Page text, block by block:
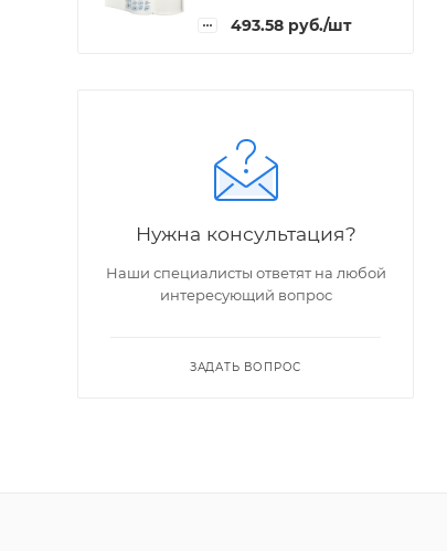
493.58 руб./шт
Нужна консультация?
Наши специалисты ответят на любой
интересующий вопрос
ЗАДАТЬ ВОПРОС